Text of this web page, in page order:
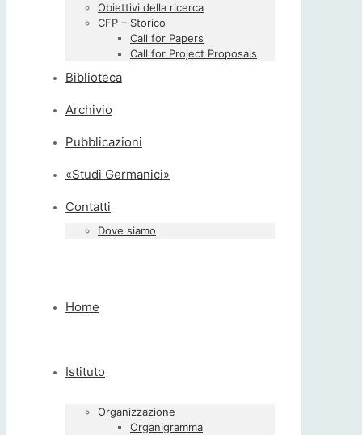
Obiettivi della ricerca
CFP – Storico
Call for Papers
Call for Project Proposals
Biblioteca
Archivio
Pubblicazioni
«Studi Germanici»
Contatti
Dove siamo
Home
Istituto
Organizzazione
Organigramma